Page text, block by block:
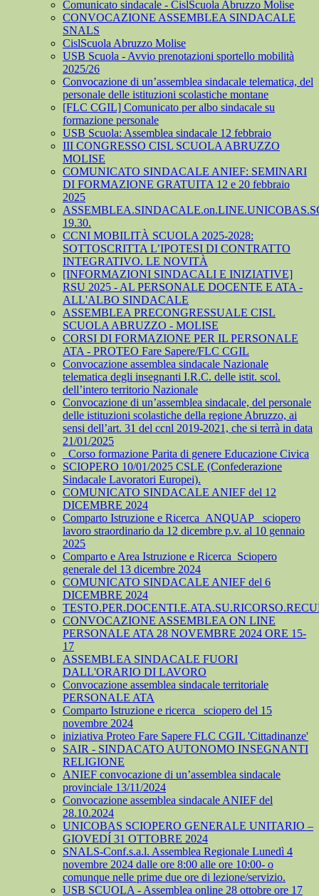
Comunicato sindacale - CislScuola Abruzzo Molise
CONVOCAZIONE ASSEMBLEA SINDACALE
SNALS
CislScuola Abruzzo Molise
USB Scuola - Avvio prenotazioni sportello mobilità
2025/26
Convocazione di un’assemblea sindacale telematica, del
personale delle istituzioni scolastiche montane
[FLC CGIL] Comunicato per albo sindacale su
formazione personale
USB Scuola: Assemblea sindacale 12 febbraio
III CONGRESSO CISL SCUOLA ABRUZZO
MOLISE
COMUNICATO SINDACALE ANIEF: SEMINARI
DI FORMAZIONE GRATUITA 12 e 20 febbraio
2025
19.30.
CCNI MOBILITÀ SCUOLA 2025-2028:
SOTTOSCRITTA L’IPOTESI DI CONTRATTO
INTEGRATIVO. LE NOVITÀ
[INFORMAZIONI SINDACALI E INIZIATIVE]
RSU 2025 - AL PERSONALE DOCENTE E ATA -
ALL'ALBO SINDACALE
ASSEMBLEA PRECONGRESSUALE CISL
SCUOLA ABRUZZO - MOLISE
CORSI DI FORMAZIONE PER IL PERSONALE
ATA - PROTEO Fare Sapere/FLC CGIL
Convocazione assemblea sindacale Nazionale
telematica degli insegnanti I.R.C. delle istit. scol.
dell’intero territorio Nazionale
Convocazione di un’assemblea sindacale, del personale
delle istituzioni scolastiche della regione Abruzzo, ai
sensi dell’art. 31 del ccnl 2019-2021, che si terrà in data
21/01/2025
_Corso formazione Parita di genere Educazione Civica
SCIOPERO 10/01/2025 CSLE (Confederazione
Sindacale Lavoratori Europei).
COMUNICATO SINDACALE ANIEF del 12
DICEMBRE 2024
Comparto Istruzione e Ricerca_ANQUAP_ sciopero
lavoro straordinario da 12 dicembre p.v. al 10 gennaio
2025
Comparto e Area Istruzione e Ricerca_Sciopero
generale del 13 dicembre 2024
COMUNICATO SINDACALE ANIEF del 6
DICEMBRE 2024
CONVOCAZIONE ASSEMBLEA ON LINE
PERSONALE ATA 28 NOVEMBRE 2024 ORE 15-
17
ASSEMBLEA SINDACALE FUORI
DALL'ORARIO DI LAVORO
Convocazione assemblea sindacale territoriale
PERSONALE ATA
Comparto Istruzione e ricerca_ sciopero del 15
novembre 2024
iniziativa Proteo Fare Sapere FLC CGIL 'Cittadinanze'
SAIR - SINDACATO AUTONOMO INSEGNANTI
RELIGIONE
ANIEF convocazione di un’assemblea sindacale
provinciale 13/11/2024
Convocazione assemblea sindacale ANIEF del
28.10.2024
UNICOBAS SCIOPERO GENERALE UNITARIO –
GIOVEDÍ 31 OTTOBRE 2024
SNALS-Conf.s.a.l. Assemblea Regionale Lunedì 4
novembre 2024 dalle ore 8:00 alle ore 10:00- o
comunque nelle prime due ore di lezione/servizio.
USB SCUOLA - Assemblea online 28 ottobre ore 17